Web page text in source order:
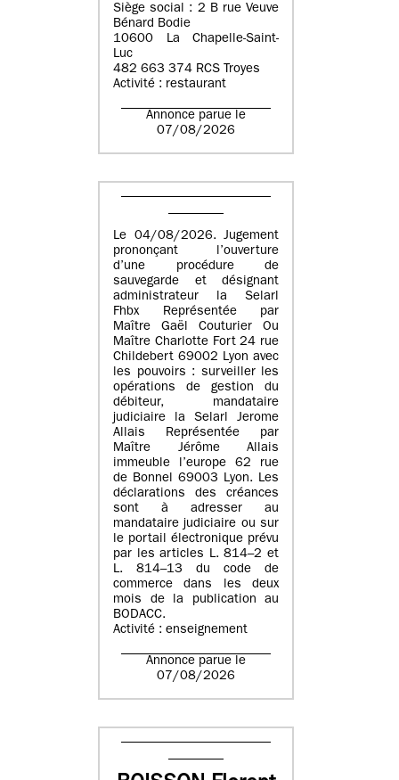
Siège social : 2 B rue Veuve
Bénard Bodie
10600 La Chapelle-Saint-
Luc
482 663 374 RCS Troyes
Activité : restaurant
Annonce parue le
07/08/2026
Le 04/08/2026. Jugement
prononçant l’ouverture
d’une procédure de
sauvegarde et désignant
administrateur la Selarl
Fhbx Représentée par
Maître Gaël Couturier Ou
Maître Charlotte Fort 24 rue
Childebert 69002 Lyon avec
les pouvoirs : surveiller les
opérations de gestion du
débiteur, mandataire
judiciaire la Selarl Jerome
Allais Représentée par
Maître Jérôme Allais
immeuble l’europe 62 rue
de Bonnel 69003 Lyon. Les
déclarations des créances
sont à adresser au
mandataire judiciaire ou sur
le portail électronique prévu
par les articles L. 814–2 et
L. 814–13 du code de
commerce dans les deux
mois de la publication au
BODACC.
Activité : enseignement
Annonce parue le
07/08/2026